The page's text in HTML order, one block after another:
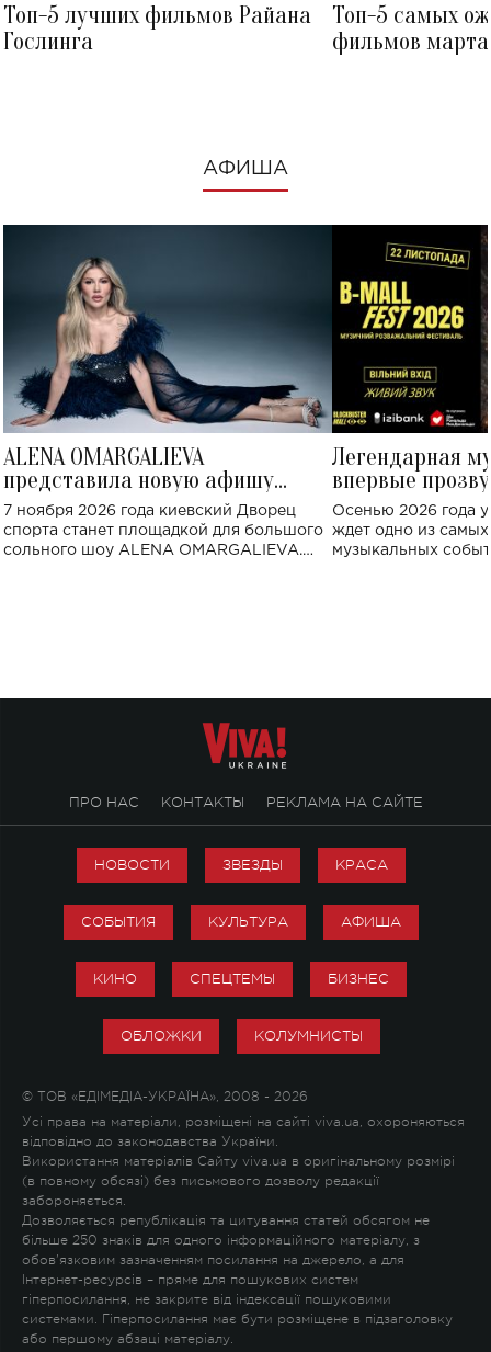
Топ-5 лучших фильмов Райана
Гослинга
Топ-5 самых
фильмов
АФИША
ALENA OMARGALIEVA
представила новую афишу
большого концерта во Дворце
спорта
7 ноября 2026 года киевский Дворец
спорта станет площадкой для большого
сольного шоу ALENA OMARGALIEVA.
Легендарная
впервые
Украине: где
Осенью 2026 года
ждет одно из
музыкальных
ПРО НАС КОНТАКТЫ РЕКЛАМА НА САЙТЕ
НОВОСТИ ЗВЕЗДЫ КРАСА
СОБЫТИЯ КУЛЬТУРА АФИША
КИНО СПЕЦТЕМЫ БИЗНЕС
ОБЛОЖКИ КОЛУМНИСТЫ
© ТОВ «ЕДІМЕДІА-УКРАЇНА», 2008 - 2026
Усі права на матеріали, розміщені на сайті viva.ua, охороняються
відповідно до законодавства України.
Використання матеріалів Сайту viva.ua в оригінальному розмірі
(в повному обсязі) без письмового дозволу редакції
забороняється.
Дозволяється републікація та цитування статей обсягом не
більше 250 знаків для одного інформаційного матеріалу, з
обов'язковим зазначенням посилання на джерело, а для
Інтернет-ресурсів – пряме для пошукових систем
гіперпосилання, не закрите від індексації пошуковими
системами. Гіперпосилання має бути розміщене в підзаголовку
або першому абзаці матеріалу.